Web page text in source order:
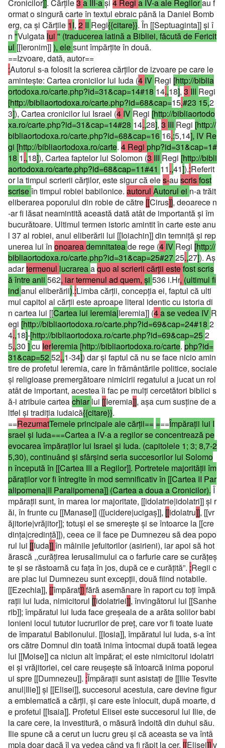
Cronicilor]]. Cărţile3 a III-aşi 4 Regi a IV-a ale Regilorau f
ormat o singură carte în textul ebraic până la Daniel Bomb
erg, ca şi Cărţile 1I, 2 II Regi{{citare}}. În [[Septuaginta]] şi î
n ''Vulgata lui '' (traducerea latină a Bibliei, făcută de Fericit
ul [[Ieronim]]), elesunt împărţite în două.
==Izvoare, dată, autor==
:Autorul s-a folosit la scrierea cărţilor de izvoare pe care le
aminteşte: Cartea cronicilor lui Iuda (4 IV Regi [http://biblia
ortodoxa.ro/carte.php?id=31&cap=14#18 14.,18], 3 III Regi
[http://bibliaortodoxa.ro/carte.php?id=68&cap=15.#23 15,2
3]), Cartea cronicilor lui Israel (4 IV Regi [http://bibliaortodo
xa.ro/carte.php?id=31&cap=14#28 14.,28], 3 III Regi [http://
bibliaortodoxa.ro/carte.php?id=68&cap=16 16.:5,14], IV Re
gi [http://bibliaortodoxa.ro/carte. 4 Regi php?id=31&cap=1#
18 1.,18]), Cartea faptelor lui Solomon (3 III Regi [http://bibli
aortodoxa.ro/carte.php?id=68&cap=11#41 11.,41]).:Referit
or la timpul scrierii cărţilor, este sigur că eles-au scrisfost
scriseîn timpul robiei babilonice. autorul Autorul ei n-a trăit
eliberarea poporului din robie de către [[Cirus]], deoarece n
-ar fi lăsat neamintită această dată atât de importantă şi îm
bucurătoare. Ultimul termen istoric amintit în carte este anu
l 37 al robiei, anul eliberării lui [[Ioiachin]] din temniţă şi rep
unerea lui în onoareademnitateade rege (4 IV Regi [http://
bibliaortodoxa.ro/carte.php?id=31&cap=25#2725.,27]). Aş
adartermenul lucrareaaquo al scrierii cărţii estefost scris
ă între anii 562, iar termenul ad quem, şi 536 i.Hr, (ultimul fi
ind anul eliberării).:Limba cărţii, concepţia ei, faptul că ulti
mul capitol al cărţii este aproape literal identic cu istoria di
n cartea lui [[Cartea lui Ieremia|Ieremia]] (4a se vedea IV R
egi [http://bibliaortodoxa.ro/carte.php?id=69&cap=24#18 2
4.,18]-[http://bibliaortodoxa.ro/carte.php?id=69&cap=252
5.,30 ]cu IerIeremia [http://bibliaortodoxa.ro/carte. php?id=
31&cap=5252.,1-34]) dar şi faptul că nu se face nicio amin
tire de profetul Ieremia, care în frământările politice, sociale
şi religioase premergătoare nimicirii regatului a jucat un rol
atât de important, acestea îi fac pe mulţi cercetători biblici s
ă-i atribuie carteachiarlui [[Ieremia]], aşa cum susţine de a
ltfel şi tradiţia iudaică{{citare}}.
==RezumatTemele principale ale cărţii== ===Împăraţii lui I
srael şi Iuda===Cartea a IV-a a regilor se concentrează pe
evocarea împăraţilor lui Israel şi Iuda. (capitolele 1; 3; 8,7-2
5,30), continuând şi sfârşind seria succesorilor lui Solomo
n începută în [[Cartea III a Regilor]]. Portretele majorităţii îm
păraţilor vor fi întregite în mod semnificativ în [[Cartea II Par
alipomena|II Paralipomena]] (Cartea a doua a Cronicilor). Î
mpăraţii sunt, în marea lor majoritate, [[idolatrie|idolatri]] şi r
ăi, în frunte cu [[Manase]] ([[ucidere|ucigaş]], [[idolatru]], [[vr
ăjitorie|vrăjitor]]; totuşi el se smereşte şi se întoarce la [[cre
dinţa|credinţă]]), ceea ce îl face pe Dumnezeu să dea popo
rul lui [[Iuda]]în mâinile jefuitorilor (asirieni), iar apoi să hot
ărască ,,curăţirea Ierusalimului ca o farfurie care se curăţeş
te şi se răstoarnă cu faţa în jos, după ce e curăţită”. :Regii c
are plac lui Dumnezeu sunt excepţii, două fiind notabile.
[[Ezechia]], [[împărat]]fără asemănare în raport cu toţi împă
raţii lui Iuda, nimicitorul [[idolatriei]], învingătorul lui [[Sanhe
rib]]; împăratul lui Iuda face greşeala de a arăta solilor babi
lonieni locul tututor lucrurilor de preţ, care vor fi toate luate
de împaratul Babilonului. [[Iosia]], împăratul lui Iuda, s-a înt
ors către Domnul din toată inima întocmai după toată legea
lui [[Moise]] ca niciun alt împărat; el este nimicitorul idolatri
ei şi vrăjitoriei, cel care reuşeşte să întoarcă inima poporul
ui spre [[Dumnezeu]]. :Împăraţii sunt asistaţi de [[Ilie Tesvite
anul|Ilie]] şi [[Elisei]], succesorul acestuia, care devine figur
a emblematică a cărţii, şi care este înlocuit, după moarte, d
e profetul [[Isaia]]. Profetul Elisei este succesorul lui Ilie, de
la care cere, la investitură, o măsură îndoită din duhul său.
Ilie spune că a cerut un lucru greu şi că aceasta se va întâ
mpla doar dacă îl va vedea când va fi răpit la cer. [[Elisei]]v